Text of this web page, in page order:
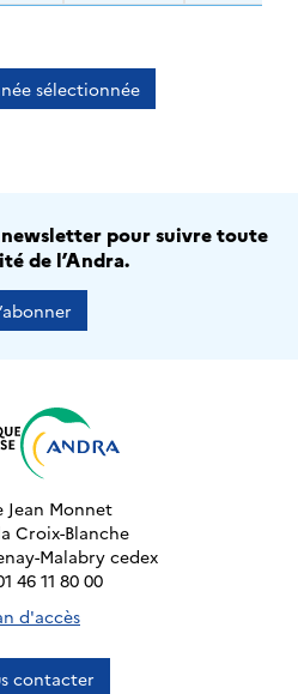
sélectionnée
pour suivre toute
de l’Andra.
Jean Monnet
Croix-Blanche
Malabry cedex
46 11 80 00
d'accès
contacter